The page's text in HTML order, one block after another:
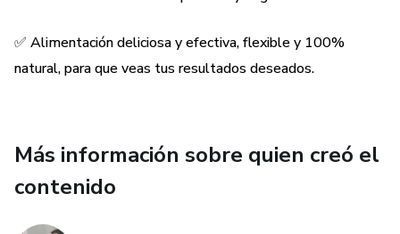
✅ Alimentación deliciosa y efectiva, flexible y 100%
natural, para que veas tus resultados deseados.
Más información sobre quien creó el
contenido